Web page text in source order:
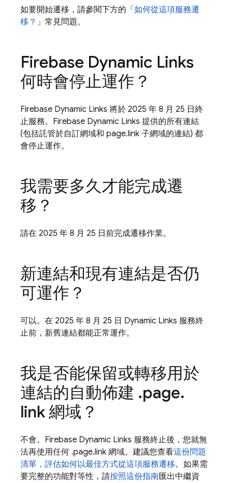
如要開始遷移，請參閱下方的「 如何從這項服務遷
移？ 」常見問題。
Firebase Dynamic Links
何時會停止運作？
Firebase Dynamic Links 將於 2025 年 8 月 25 日終
止服務。Firebase Dynamic Links 提供的所有連結
(包括託管於自訂網域和 page.link 子網域的連結) 都
會停止運作。
我需要多久才能完成遷
移？
請在 2025 年 8 月 25 日前完成遷移作業。
新連結和現有連結是否仍
可運作？
可以。在 2025 年 8 月 25 日 Dynamic Links 服務終
止前，新舊連結都能正常運作。
我是否能保留或轉移用於
連結的自動佈建 .page.
link 網域？
不會。Firebase Dynamic Links 服務終止後，您就無
法再使用任何 .page.link 網域。建議您查看這份問題
清單，評估如何以最佳方式從這項服務遷移。如果需
要完整的功能對等性，請按照這份指南匯出中繼資